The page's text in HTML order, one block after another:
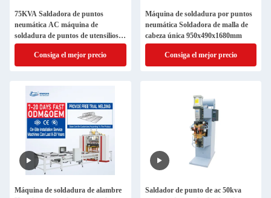
75KVA Saldadora de puntos
neumática AC máquina de
soldadura de puntos de utensilios
de cocina
Consiga el mejor precio
Máquina de soldadura por puntos
neumática Soldadora de malla de
cabeza única 950x490x1680mm
Consiga el mejor precio
Máquina de soldadura de alambre
Saldador de punto de ac 50kva